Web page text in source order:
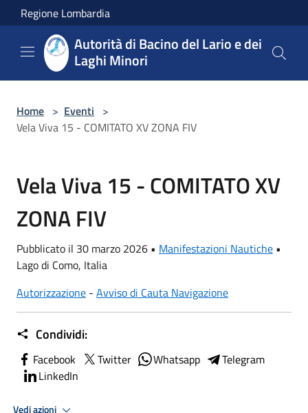
Salta al contenuto principale
Regione Lombardia
Autorità di Bacino del Lario e dei
Laghi Minori
Home > Eventi >
Vela Viva 15 - COMITATO XV ZONA FIV
Vela Viva 15 - COMITATO XV
ZONA FIV
Pubblicato il 30 marzo 2026 • Manifestazioni Nautiche •
Lago di Como, Italia
Autorizzazione - Avviso di Cauta Navigazione
Condividi:
Facebook Twitter Whatsapp
Telegram
LinkedIn
Vedi azioni